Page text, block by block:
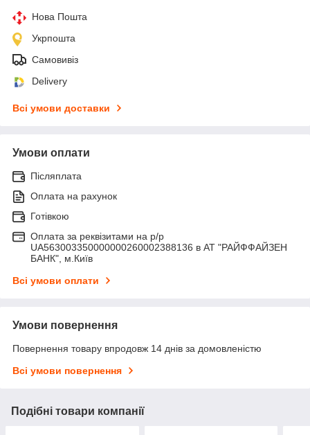
Нова Пошта
Укрпошта
Самовивіз
Delivery
Всі умови доставки
Умови оплати
Післяплата
Оплата на рахунок
Готівкою
Оплата за реквізитами на р/р
UA563003350000000260002388136 в АТ "РАЙФФАЙЗЕН
БАНК", м.Київ
Всі умови оплати
Умови повернення
Повернення товару впродовж 14 днів за домовленістю
Всі умови повернення
Подібні товари компанії